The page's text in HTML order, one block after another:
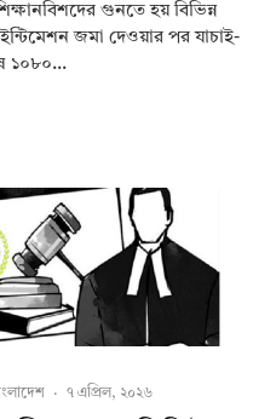
গুনতে হয় বিভিন্ন
জমা দেওয়ার পর যাচাই-
১০৮০...
· ৭ এপ্রিল, ২০২৬